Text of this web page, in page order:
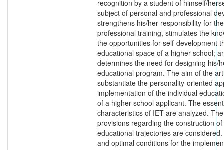
recognition by a student of himself/
subject of personal and professional
strengthens his/her responsibility for
professional training, stimulates the
the opportunities for self-development
educational space of a higher school;
determines the need for designing his/
educational program. The aim of the
substantiate the personality-oriented
implementation of the individual
of a higher school applicant. The
characteristics of IET are analyzed.
provisions regarding the construction
educational trajectories are
and optimal conditions for the